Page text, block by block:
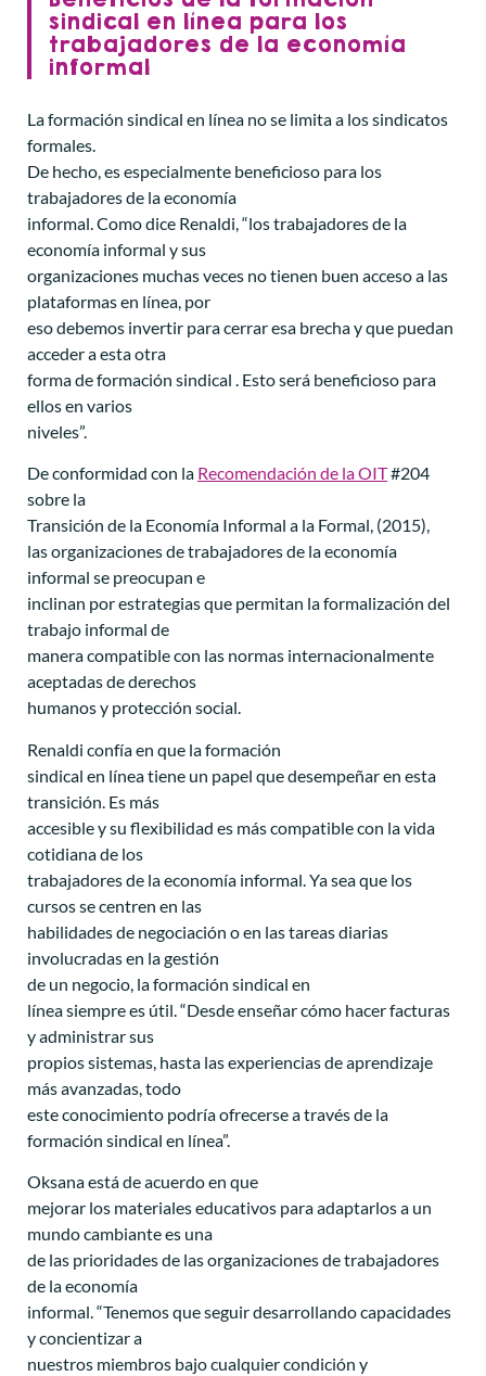
sindical en línea para los
trabajadores de la economía
informal
La formación sindical en línea no se limita a los sindicatos
formales.
De hecho, es especialmente beneficioso para los
trabajadores de la economía
informal. Como dice Renaldi, “los trabajadores de la
economía informal y sus
organizaciones muchas veces no tienen buen acceso a las
plataformas en línea, por
eso debemos invertir para cerrar esa brecha y que puedan
acceder a esta otra
forma de formación sindical . Esto será beneficioso para
ellos en varios
niveles”.
De conformidad con la Recomendación de la OIT#204
sobre la
Transición de la Economía Informal a la Formal, (2015),
las organizaciones de trabajadores de la economía
informal se preocupan e
inclinan por estrategias que permitan la formalización del
trabajo informal de
manera compatible con las normas internacionalmente
aceptadas de derechos
humanos y protección social.
Renaldi confía en que la formación
sindical en línea tiene un papel que desempeñar en esta
transición. Es más
accesible y su flexibilidad es más compatible con la vida
cotidiana de los
trabajadores de la economía informal. Ya sea que los
cursos se centren en las
habilidades de negociación o en las tareas diarias
involucradas en la gestión
de un negocio, la formación sindical en
línea siempre es útil. “Desde enseñar cómo hacer facturas
y administrar sus
propios sistemas, hasta las experiencias de aprendizaje
más avanzadas, todo
este conocimiento podría ofrecerse a través de la
formación sindical en línea”.
Oksana está de acuerdo en que
mejorar los materiales educativos para adaptarlos a un
mundo cambiante es una
de las prioridades de las organizaciones de trabajadores
de la economía
informal. “Tenemos que seguir desarrollando capacidades
y concientizar a
nuestros miembros bajo cualquier condición y